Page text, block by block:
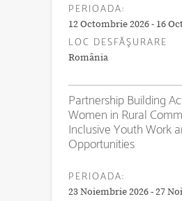
PERIOADA:
12 Octombrie 2026 - 16
LOC DESFĂŞURARE
România
Partnership Building
Women in Rural
Inclusive Youth Work
Opportunities
PERIOADA:
23 Noiembrie 2026 - 27